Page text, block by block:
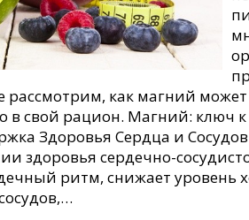
рассмотрим, как магний
в свой рацион. Магний: ключ
Здоровья Сердца и
здоровья сердечно-
ритм, снижает уровень